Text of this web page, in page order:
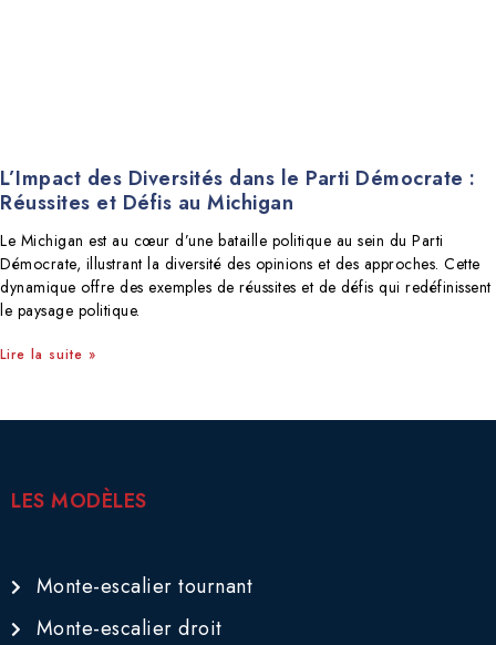
L’Impact des Diversités dans le Parti Démocrate :
Réussites et Défis au Michigan
Le Michigan est au cœur d’une bataille politique au sein du Parti
Démocrate, illustrant la diversité des opinions et des approches. Cette
dynamique offre des exemples de réussites et de défis qui redéfinissent
le paysage politique.
Lire la suite »
LES MODÈLES
Monte-escalier tournant
Monte-escalier droit